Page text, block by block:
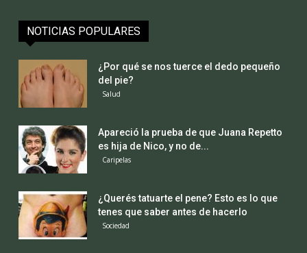
NOTICIAS POPULARES
¿Por qué se nos tuerce el dedo pequeño
del pie?
Salud
Apareció la prueba de que Juana Repetto
es hija de Nico, y no de...
Caripelas
¿Querés tatuarte el pene? Esto es lo que
tenes que saber antes de hacerlo
Sociedad